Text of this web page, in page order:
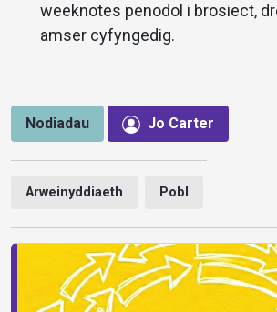
weeknotes penodol i brosiect,
amser cyfyngedig.
Nodiadau Jo Carter
Arweinyddiaeth Pobl